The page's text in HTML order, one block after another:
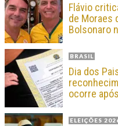
Flávio
de Moraes
Bolsonaro
BRASIL
Dia dos
ocorre
ELEIÇÕES